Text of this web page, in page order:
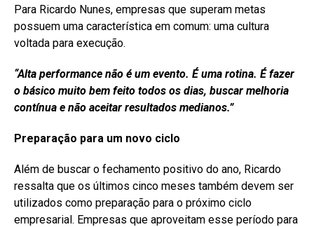
Para Ricardo Nunes, empresas que superam metas
possuem uma característica em comum: uma cultura
voltada para execução.
“Alta performance não é um evento. É uma rotina. É fazer
o básico muito bem feito todos os dias, buscar melhoria
contínua e não aceitar resultados medianos.”
Preparação para um novo ciclo
Além de buscar o fechamento positivo do ano, Ricardo
ressalta que os últimos cinco meses também devem ser
utilizados como preparação para o próximo ciclo
empresarial. Empresas que aproveitam esse período para